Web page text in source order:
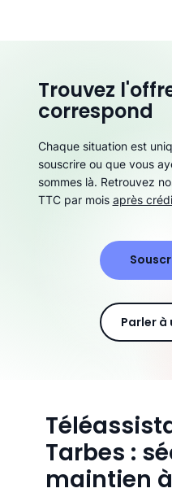
Tarbes :
maintien
Trouvez
correspond
Chaque situation est
souscrire ou que vous
sommes là. Retrouvez
TTC par mois après
Parler à